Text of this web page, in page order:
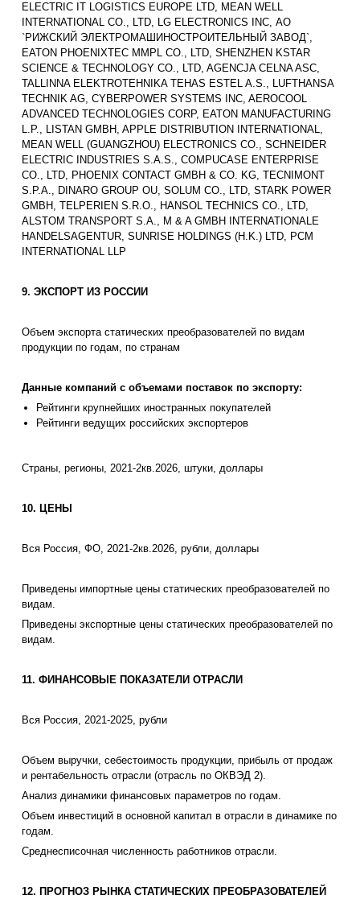
ELECTRIC IT LOGISTICS EUROPE LTD, MEAN WELL
INTERNATIONAL CO., LTD, LG ELECTRONICS INC, АО
`РИЖСКИЙ ЭЛЕКТРОМАШИНОСТРОИТЕЛЬНЫЙ ЗАВОД`,
EATON PHOENIXTEC MMPL CO., LTD, SHENZHEN KSTAR
SCIENCE & TECHNOLOGY CO., LTD, AGENCJA CELNA ASC,
TALLINNA ELEKTROTEHNIKA TEHAS ESTEL A.S., LUFTHANSA
TECHNIK AG, CYBERPOWER SYSTEMS INC, AEROCOOL
ADVANCED TECHNOLOGIES CORP, EATON MANUFACTURING
L.P., LISTAN GMBH, APPLE DISTRIBUTION INTERNATIONAL,
MEAN WELL (GUANGZHOU) ELECTRONICS CO., SCHNEIDER
ELECTRIC INDUSTRIES S.A.S., COMPUCASE ENTERPRISE
CO., LTD, PHOENIX CONTACT GMBH & CO. KG, TECNIMONT
S.P.A., DINARO GROUP OU, SOLUM CO., LTD, STARK POWER
GMBH, TELPERIEN S.R.O., HANSOL TECHNICS CO., LTD,
ALSTOM TRANSPORT S.A., M & A GMBH INTERNATIONALE
HANDELSAGENTUR, SUNRISE HOLDINGS (H.K.) LTD, PCM
INTERNATIONAL LLP
9. ЭКСПОРТ ИЗ РОССИИ
Объем экспорта статических преобразователей по видам
продукции по годам, по странам
Данные компаний с объемами поставок по экспорту:
Рейтинги крупнейших иностранных покупателей
Рейтинги ведущих российских экспортеров
Страны, регионы, 2021-2кв.2026, штуки, доллары
10. ЦЕНЫ
Вся Россия, ФО, 2021-2кв.2026, рубли, доллары
Приведены импортные цены статических преобразователей по
видам.
Приведены экспортные цены статических преобразователей по
видам.
11. ФИНАНСОВЫЕ ПОКАЗАТЕЛИ ОТРАСЛИ
Вся Россия, 2021-2025, рубли
Объем выручки, себестоимость продукции, прибыль от продаж
и рентабельность отрасли (отрасль по ОКВЭД 2).
Анализ динамики финансовых параметров по годам.
Объем инвестиций в основной капитал в отрасли в динамике по
годам.
Среднесписочная численность работников отрасли.
12. ПРОГНОЗ РЫНКА СТАТИЧЕСКИХ ПРЕОБРАЗОВАТЕЛЕЙ